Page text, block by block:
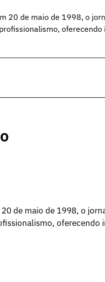
20 de maio de 1998, o
de maio de 1998, o